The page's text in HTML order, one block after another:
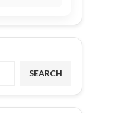
SEARCH